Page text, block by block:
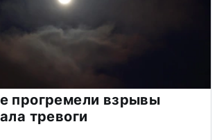
прогремели взрывы
тревоги